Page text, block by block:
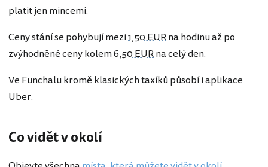
platit jen mincemi.
Ceny stání se pohybují mezi1,50 EURna hodinu až po
zvýhodněné ceny kolem6,50 EURna celý den.
Ve Funchalu kromě klasických taxíků působí i aplikace
Uber.
Co vidět v okolí